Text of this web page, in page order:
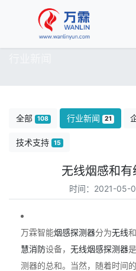
全部 108 行业新闻 21
技术支持 15
无线烟感和有
时间：2021-05-
万霖智能烟感探测器分为无线
慧消防设备， 无线烟感探测器
测器的总和。当然，随着时间